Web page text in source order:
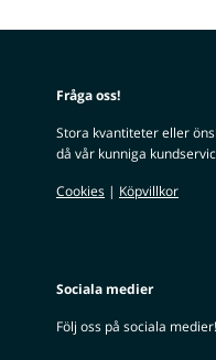
Fråga oss!
Stora kvantiteter eller
då vår kunniga
Cookies | Köpvillkor
Sociala medier
Följ oss på sociala medier!